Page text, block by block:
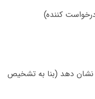
کننده)
نشان دهد (بنا به تشخیص